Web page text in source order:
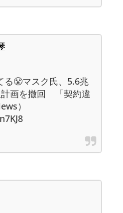
😤マスク氏、5.6兆
計画を撤回 「契約違
）